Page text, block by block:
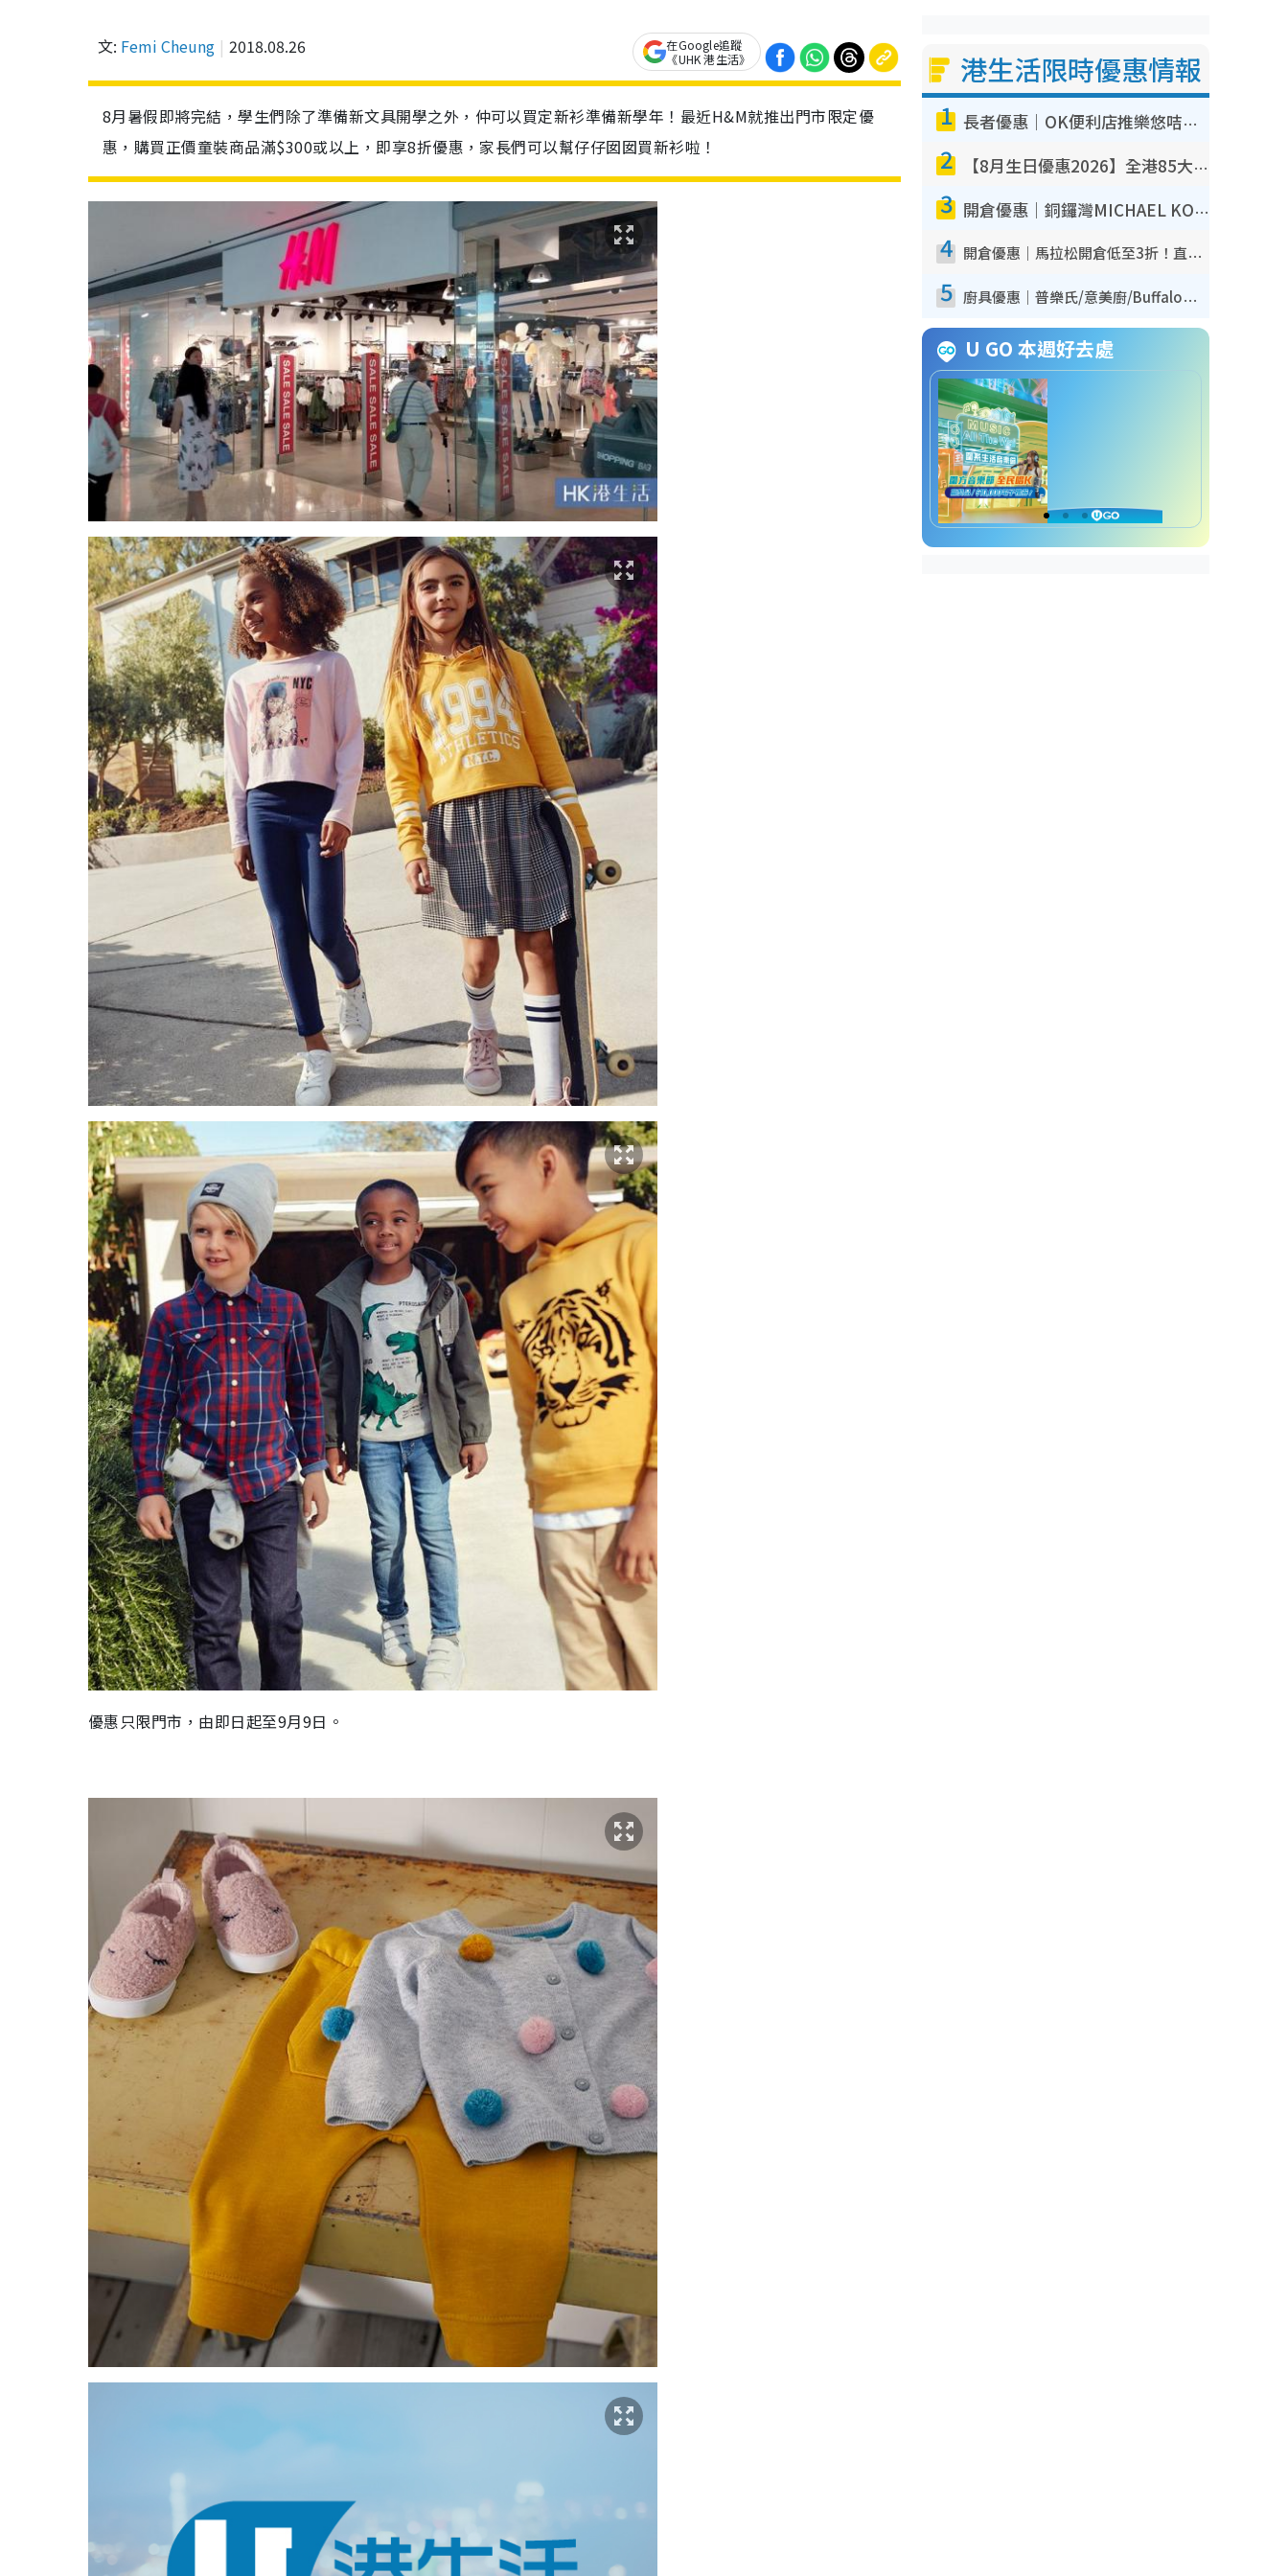
文: Femi Cheung 2018.08.26
在Google追蹤
《UHK 港生活》
8月暑假即將完結，學生們除了準備新文具開學之外，仲可以買定新衫準備新學年！最近H&M就推出門市限定優
惠，購買正價童裝商品滿$300或以上，即享8折優惠，家長們可以幫仔仔囡囡買新衫啦！
優惠只限門市，由即日起至9月9日。
港生活限時優惠情報
1 長者優惠｜OK便利店推樂悠咭優惠！買麵包/牛奶/保健品拍卡即減
2 【8月生日優惠2026】全港85大食買玩著數攻略 自助餐/火鍋放題同行免費＋誠品/DONKI送現金券
3 開倉優惠｜銅鑼灣MICHAEL KORS開倉低至17折！直擊$500起買手袋/銀包/鞋款 必買經典Jet Set系列
4 開倉優惠｜馬拉松開倉低至3折！直擊$99起買adidas／New Balance／Puma鞋款 STANLEY保溫杯劈價至$119起
5 廚具優惠｜普樂氏/意美廚/Buffalo廚具低至3折！$89起買煎鍋／炒鑊／個人鍋 同場小家電激減至$99起
U GO 本週好去處